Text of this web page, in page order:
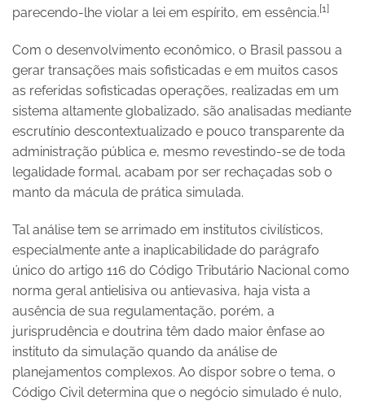
parecendo-lhe violar a lei em espírito, em essência.[1]
Com o desenvolvimento econômico, o Brasil passou a
gerar transações mais sofisticadas e em muitos casos
as referidas sofisticadas operações, realizadas em um
sistema altamente globalizado, são analisadas mediante
escrutínio descontextualizado e pouco transparente da
administração pública e, mesmo revestindo-se de toda
legalidade formal, acabam por ser rechaçadas sob o
manto da mácula de prática simulada.
Tal análise tem se arrimado em institutos civilísticos,
especialmente ante a inaplicabilidade do parágrafo
único do artigo 116 do Código Tributário Nacional como
norma geral antielisiva ou antievasiva, haja vista a
ausência de sua regulamentação, porém, a
jurisprudência e doutrina têm dado maior ênfase ao
instituto da simulação quando da análise de
planejamentos complexos. Ao dispor sobre o tema, o
Código Civil determina que o negócio simulado é nulo,